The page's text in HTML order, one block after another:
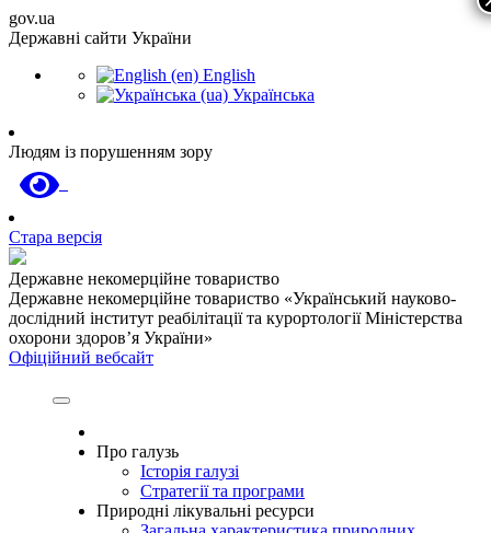
gov.ua
Державні сайти України
English
Українська
Людям із порушенням зору
Стара версія
Державне некомерційне товариство
Державне некомерційне товариство «Український науково-
дослідний інститут реабілітації та курортології Міністерства
охорони здоров’я України»
Офіційний вебсайт
Про галузь
Історія галузі
Стратегії та програми
Природні лікувальні ресурси